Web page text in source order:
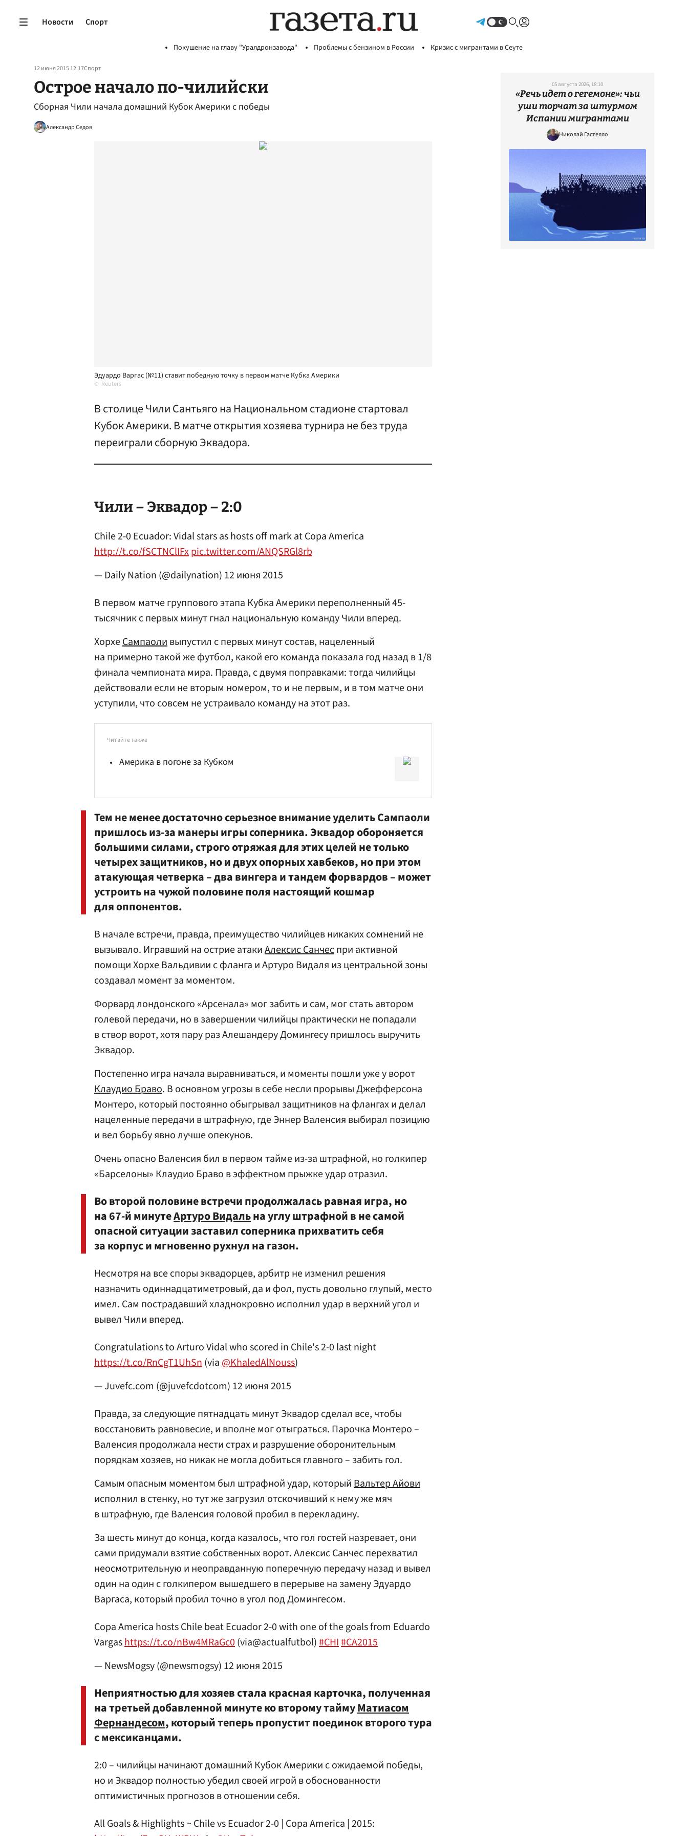
Новости Спорт
Покушение на главу "Уралдронзавода" Проблемы с бензином в России Кризис с мигрантами в Сеуте
12 июня 2015 12:17Спорт
Острое начало по-чилийски
Сборная Чили начала домашний Кубок Америки с победы
Александр Седов
Эдуардо Варгас (№11) ставит победную точку в первом матче Кубка Америки
Reuters
В столице Чили Сантьяго на Национальном стадионе стартовал
Кубок Америки. В матче открытия хозяева турнира не без труда
переиграли сборную Эквадора.
Чили – Эквадор – 2:0
Chile 2-0 Ecuador: Vidal stars as hosts off mark at Copa America
http://t.co/fSCTNClIFxpic.twitter.com/ANQSRGl8rb
— Daily Nation (@dailynation) 12 июня 2015
В первом матче группового этапа Кубка Америки переполненный 45-
тысячник с первых минут гнал национальную команду Чили вперед.
ХорхеСампаоливыпустил с первых минут состав, нацеленный
на примерно такой же футбол, какой его команда показала год назад в 1/8
финала чемпионата мира. Правда, с двумя поправками: тогда чилийцы
действовали если не вторым номером, то и не первым, и в том матче они
уступили, что совсем не устраивало команду на этот раз.
Читайте также
Америка в погоне за Кубком
Тем не менее достаточно серьезное внимание уделить Сампаоли
пришлось из-за манеры игры соперника. Эквадор обороняется
большими силами, строго отряжая для этих целей не только
четырех защитников, но и двух опорных хавбеков, но при этом
атакующая четверка – два вингера и тандем форвардов – может
устроить на чужой половине поля настоящий кошмар
для оппонентов.
В начале встречи, правда, преимущество чилийцев никаких сомнений не
вызывало. Игравший на острие атакиАлексис Санчеспри активной
помощи Хорхе Вальдивии с фланга и Артуро Видаля из центральной зоны
создавал момент за моментом.
Форвард лондонского «Арсенала» мог забить и сам, мог стать автором
голевой передачи, но в завершении чилийцы практически не попадали
в створ ворот, хотя пару раз Алешандеру Домингесу пришлось выручить
Эквадор.
Постепенно игра начала выравниваться, и моменты пошли уже у ворот
Клаудио Браво. В основном угрозы в себе несли прорывы Джефферсона
Монтеро, который постоянно обыгрывал защитников на флангах и делал
нацеленные передачи в штрафную, где Эннер Валенсия выбирал позицию
и вел борьбу явно лучше опекунов.
Очень опасно Валенсия бил в первом тайме из-за штрафной, но голкипер
«Барселоны» Клаудио Браво в эффектном прыжке удар отразил.
Во второй половине встречи продолжалась равная игра, но
на 67-й минутеАртуро Видальна углу штрафной в не самой
опасной ситуации заставил соперника прихватить себя
за корпус и мгновенно рухнул на газон.
Несмотря на все споры эквадорцев, арбитр не изменил решения
назначить одиннадцатиметровый, да и фол, пусть довольно глупый, место
имел. Сам пострадавший хладнокровно исполнил удар в верхний угол и
вывел Чили вперед.
Congratulations to Arturo Vidal who scored in Chile's 2-0 last night
https://t.co/RnCgT1UhSn(via@KhaledAlNouss)
— Juvefc.com (@juvefcdotcom) 12 июня 2015
Правда, за следующие пятнадцать минут Эквадор сделал все, чтобы
восстановить равновесие, и вполне мог отыграться. Парочка Монтеро –
Валенсия продолжала нести страх и разрушение оборонительным
порядкам хозяев, но никак не могла добиться главного – забить гол.
Самым опасным моментом был штрафной удар, которыйВальтер Айови
исполнил в стенку, но тут же загрузил отскочивший к нему же мяч
в штрафную, где Валенсия головой пробил в перекладину.
За шесть минут до конца, когда казалось, что гол гостей назревает, они
сами придумали взятие собственных ворот. Алексис Санчес перехватил
неосмотрительную и неоправданную поперечную передачу назад и вывел
один на один с голкипером вышедшего в перерыве на замену Эдуардо
Варгаса, который пробил точно в угол под Домингесом.
Copa America hosts Chile beat Ecuador 2-0 with one of the goals from Eduardo
Vargashttps://t.co/nBw4MRaGc0(via@actualfutbol)#CHI#CA2015
— NewsMogsy (@newsmogsy) 12 июня 2015
Неприятностью для хозяев стала красная карточка, полученная
на третьей добавленной минуте ко второму таймуМатиасом
Фернандесом, который теперь пропустит поединок второго тура
с мексиканцами.
2:0 – чилийцы начинают домашний Кубок Америки с ожидаемой победы,
но и Эквадор полностью убедил своей игрой в обоснованности
оптимистичных прогнозов в отношении себя.
All Goals & Highlights ~ Chile vs Ecuador 2-0 | Copa America | 2015:
05 августа 2026, 18:10
«Речь идет о гегемоне»: чьи
уши торчат за штурмом
Испании мигрантами
Николай Гастелло